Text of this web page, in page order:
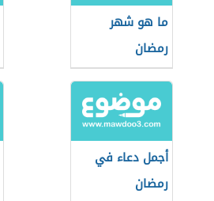
ما هو شهر
رمضان
أجمل دعاء في
رمضان